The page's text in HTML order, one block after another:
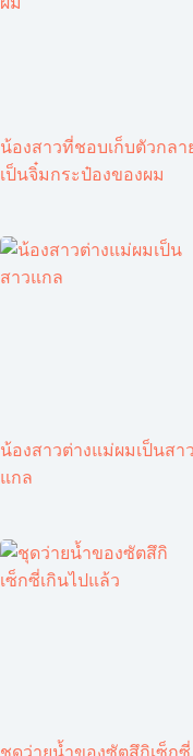
น้องสาวที่ชอบเก็บตัวกลา
เป็นจิ๋มกระป๋องของผม
น้องสาวต่างแม่ผมเป็นสาว
แกล